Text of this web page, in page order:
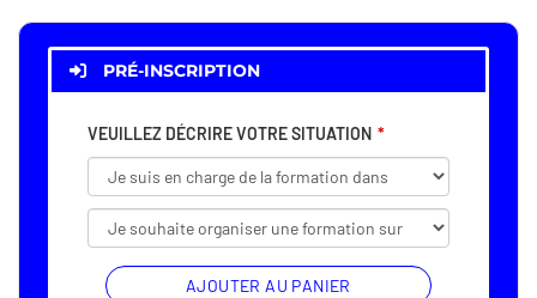
PRÉ-INSCRIPTION
VEUILLEZ DÉCRIRE VOTRE SITUATION
AJOUTER AU PANIER